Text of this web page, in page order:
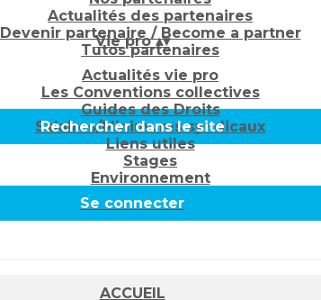
Actualités des partenaires
Devenir partenaire / Become a partner
Tutos partenaires
Vie pro▴▾
Actualités vie pro
Les Conventions collectives
Guides des Droits
Salaires/Minimums syndicaux
Liens utiles
Stages
Environnement
Rechercher dans le site
Se connecter
ACCUEIL